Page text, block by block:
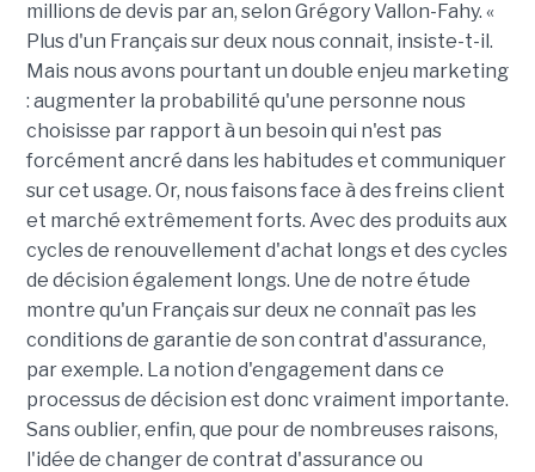
millions de devis par an, selon Grégory Vallon-Fahy. «
Plus d'un Français sur deux nous connait, insiste-t-il.
Mais nous avons pourtant un double enjeu marketing
: augmenter la probabilité qu'une personne nous
choisisse par rapport à un besoin qui n'est pas
forcément ancré dans les habitudes et communiquer
sur cet usage. Or, nous faisons face à des freins client
et marché extrêmement forts. Avec des produits aux
cycles de renouvellement d'achat longs et des cycles
de décision également longs. Une de notre étude
montre qu'un Français sur deux ne connaît pas les
conditions de garantie de son contrat d'assurance,
par exemple. La notion d'engagement dans ce
processus de décision est donc vraiment importante.
Sans oublier, enfin, que pour de nombreuses raisons,
l'idée de changer de contrat d'assurance ou